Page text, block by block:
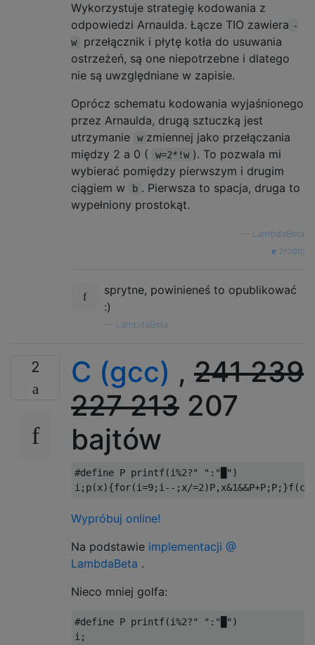
Wykorzystuje strategię kodowania z
odpowiedzi Arnaulda. Łącze TIO zawiera -
w
przełącznik i płytę kotła do usuwania
ostrzeżeń, są one niepotrzebne i dlatego
nie są uwzględniane w zapisie.
Oprócz schematu kodowania wyjaśnionego
przez Arnaulda, drugą sztuczką jest
utrzymanie
w zmiennej jako przełączania
między 2 a 0 (
w=2*!w ). To pozwala mi
wybierać pomiędzy pierwszym i drugim
ciągiem w
b . Pierwsza to spacja, druga to
wypełniony prostokąt.
LambdaBeta
źródło
sprytne, powinieneś to opublikować
:)
LambdaBeta
2 C (gcc) , 241 239
227 213 207
bajtów
#define P printf(i%2?" " : "█" )
i ; p(x){for(i=9; i --; x/=2)P, x&1&&P+P; P;}f(
Wypróbuj online!
Na podstawie implementacji @
LambdaBeta .
Nieco mniej golfa:
#define P printf(i%2?" " : "█" )
i ;